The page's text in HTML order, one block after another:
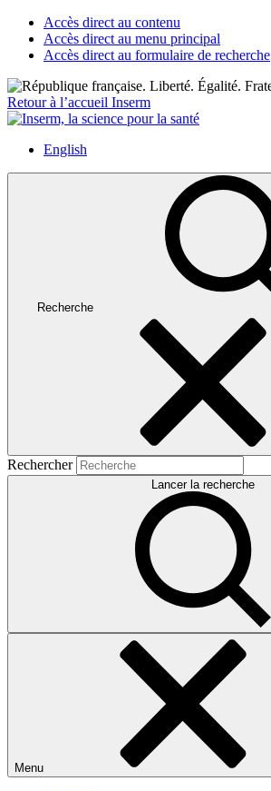
Accès direct au contenu
Accès direct au menu principal
Accès direct au formulaire de recherche
Retour à l’accueil Inserm
English
Recherche
Rechercher
Lancer la recherche
Menu